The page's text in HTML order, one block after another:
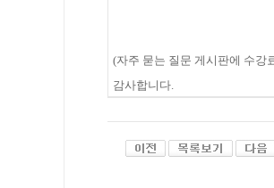
(자주 묻는 질문 게시판에 수강
감사합니다.